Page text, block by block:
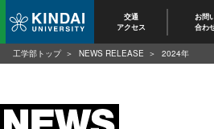
交通
アクセス
お問
合わ
工学部トップ NEWS RELEASE 2024年